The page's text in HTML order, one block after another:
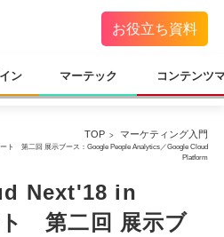
お役立ち資料
ン マーテック コンテンツ
TOP マーケティング入門
ート 第二回 展示ブース：Google People Analytics／Google Cloud
Platform
Next'18 in
第二回 展示ブ